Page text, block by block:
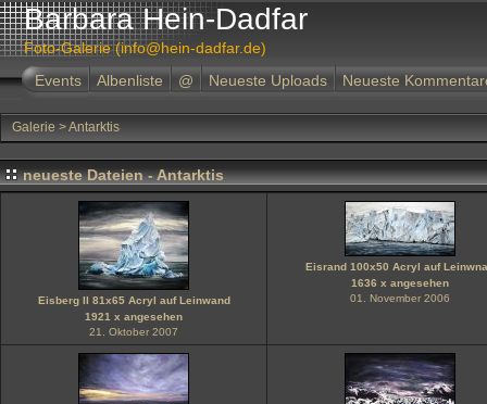
Barbara Hein-Dadfar
Foto-Galerie (info@hein-dadfar.de)
Events
Albenliste @ Neueste Uploads Neueste
Galerie >Antarktis
neueste Dateien - Antarktis
Eisberg II 81x65 Acryl auf Leinwand
1921 x angesehen
21. Oktober 2007
Eisrand 100x50 Acryl auf
1636 x angesehen
01. November 2006